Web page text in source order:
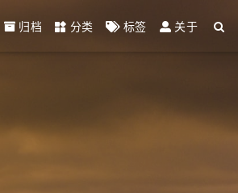
归档 分类 标签 关于